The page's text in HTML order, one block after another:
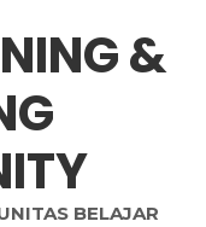
&
BELAJAR